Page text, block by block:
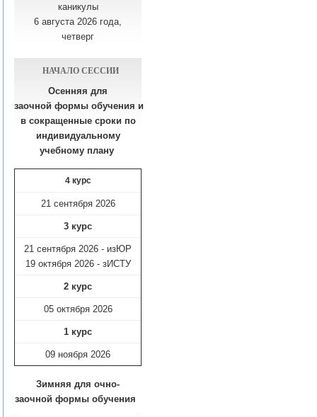
каникулы
6 августа 2026 года,
четверг
НАЧАЛО СЕССИИ
Осенняя для
заочной формы обучения и
в сокращенные сроки по
индивидуальному
учебному плану​
4 курс
21 сентября 2026
3 курс
21 сентября 2026 - изЮР
19 октября 2026 - зИСТУ
2 курс
05 октября 2026
1 курс
09 ноября 2026
Зимняя для очно-
заочной формы обучения